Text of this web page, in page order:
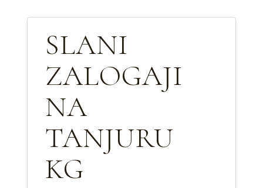
SLANI
ZALOGAJI
NA
TANJURU
KG